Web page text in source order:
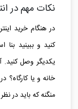
نکات مهم در
در هنگام خرید
کنید و ببینید
یکدیگر وصل کنید.
خانه و یا کارگاه؟
منگنه که باید در